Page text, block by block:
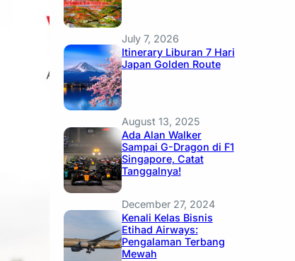
July 7, 2026
Itinerary Liburan 7 Hari
Japan Golden Route
August 13, 2025
Ada Alan Walker
Sampai G-Dragon di F1
Singapore, Catat
Tanggalnya!
December 27, 2024
Kenali Kelas Bisnis
Etihad Airways:
Pengalaman Terbang
Mewah